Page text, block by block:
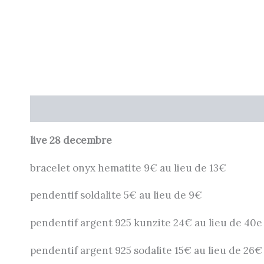
live 28 decembre
bracelet onyx hematite 9€ au lieu de 13€
pendentif soldalite 5€ au lieu de 9€
pendentif argent 925 kunzite 24€ au lieu de 40e
pendentif argent 925 sodalite 15€ au lieu de 26€